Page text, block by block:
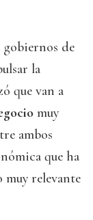
gobiernos de
la
que van a
muy
ambos
que ha
muy relevante